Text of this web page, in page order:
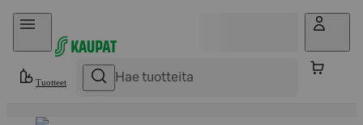
Hyppää sisältöön
Tuotteet